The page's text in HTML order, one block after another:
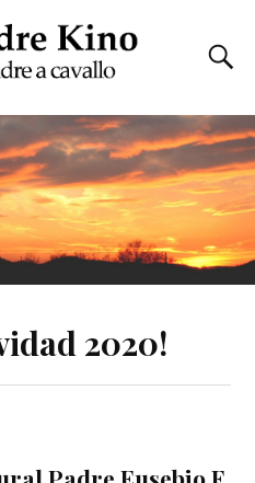
2020!